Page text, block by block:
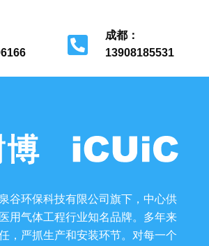
成都：
13908185531
谷环保科技有限公司旗下，中心供
用气体工程行业知名品牌。多年来
，严抓生产和安装环节。对每一个